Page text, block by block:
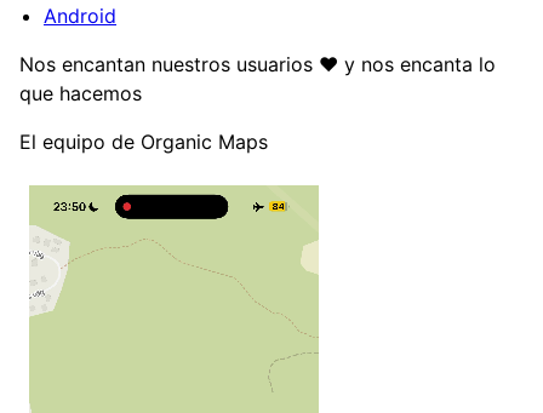
Android
Nos encantan nuestros usuarios ❤️ y nos encanta lo
que hacemos
El equipo de Organic Maps